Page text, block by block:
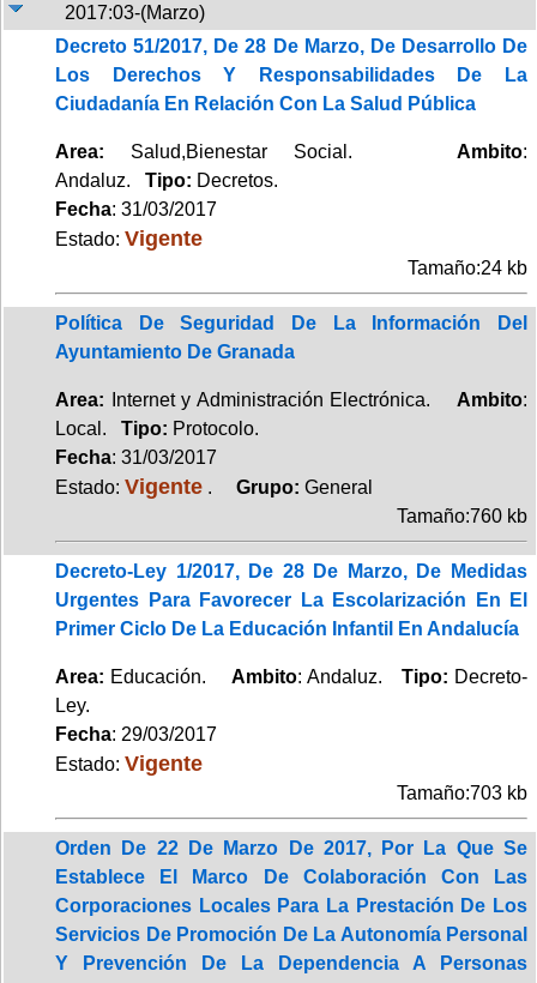
2017:03-(Marzo)
Decreto 51/2017, De 28 De Marzo, De Desarrollo De
Los Derechos Y Responsabilidades De La
Ciudadanía En Relación Con La Salud Pública
Area: Salud,Bienestar Social. Ambito:
Andaluz. Tipo: Decretos.
Fecha: 31/03/2017
Estado: Vigente
Tamaño:24 kb
Política De Seguridad De La Información Del
Ayuntamiento De Granada
Area: Internet y Administración Electrónica. Ambito:
Local. Tipo: Protocolo.
Fecha: 31/03/2017
Estado: Vigente . Grupo: General
Tamaño:760 kb
Decreto-Ley 1/2017, De 28 De Marzo, De Medidas
Urgentes Para Favorecer La Escolarización En El
Primer Ciclo De La Educación Infantil En Andalucía
Area: Educación. Ambito: Andaluz. Tipo: Decreto-
Ley.
Fecha: 29/03/2017
Estado: Vigente
Tamaño:703 kb
Orden De 22 De Marzo De 2017, Por La Que Se
Establece El Marco De Colaboración Con Las
Corporaciones Locales Para La Prestación De Los
Servicios De Promoción De La Autonomía Personal
Y Prevención De La Dependencia A Personas